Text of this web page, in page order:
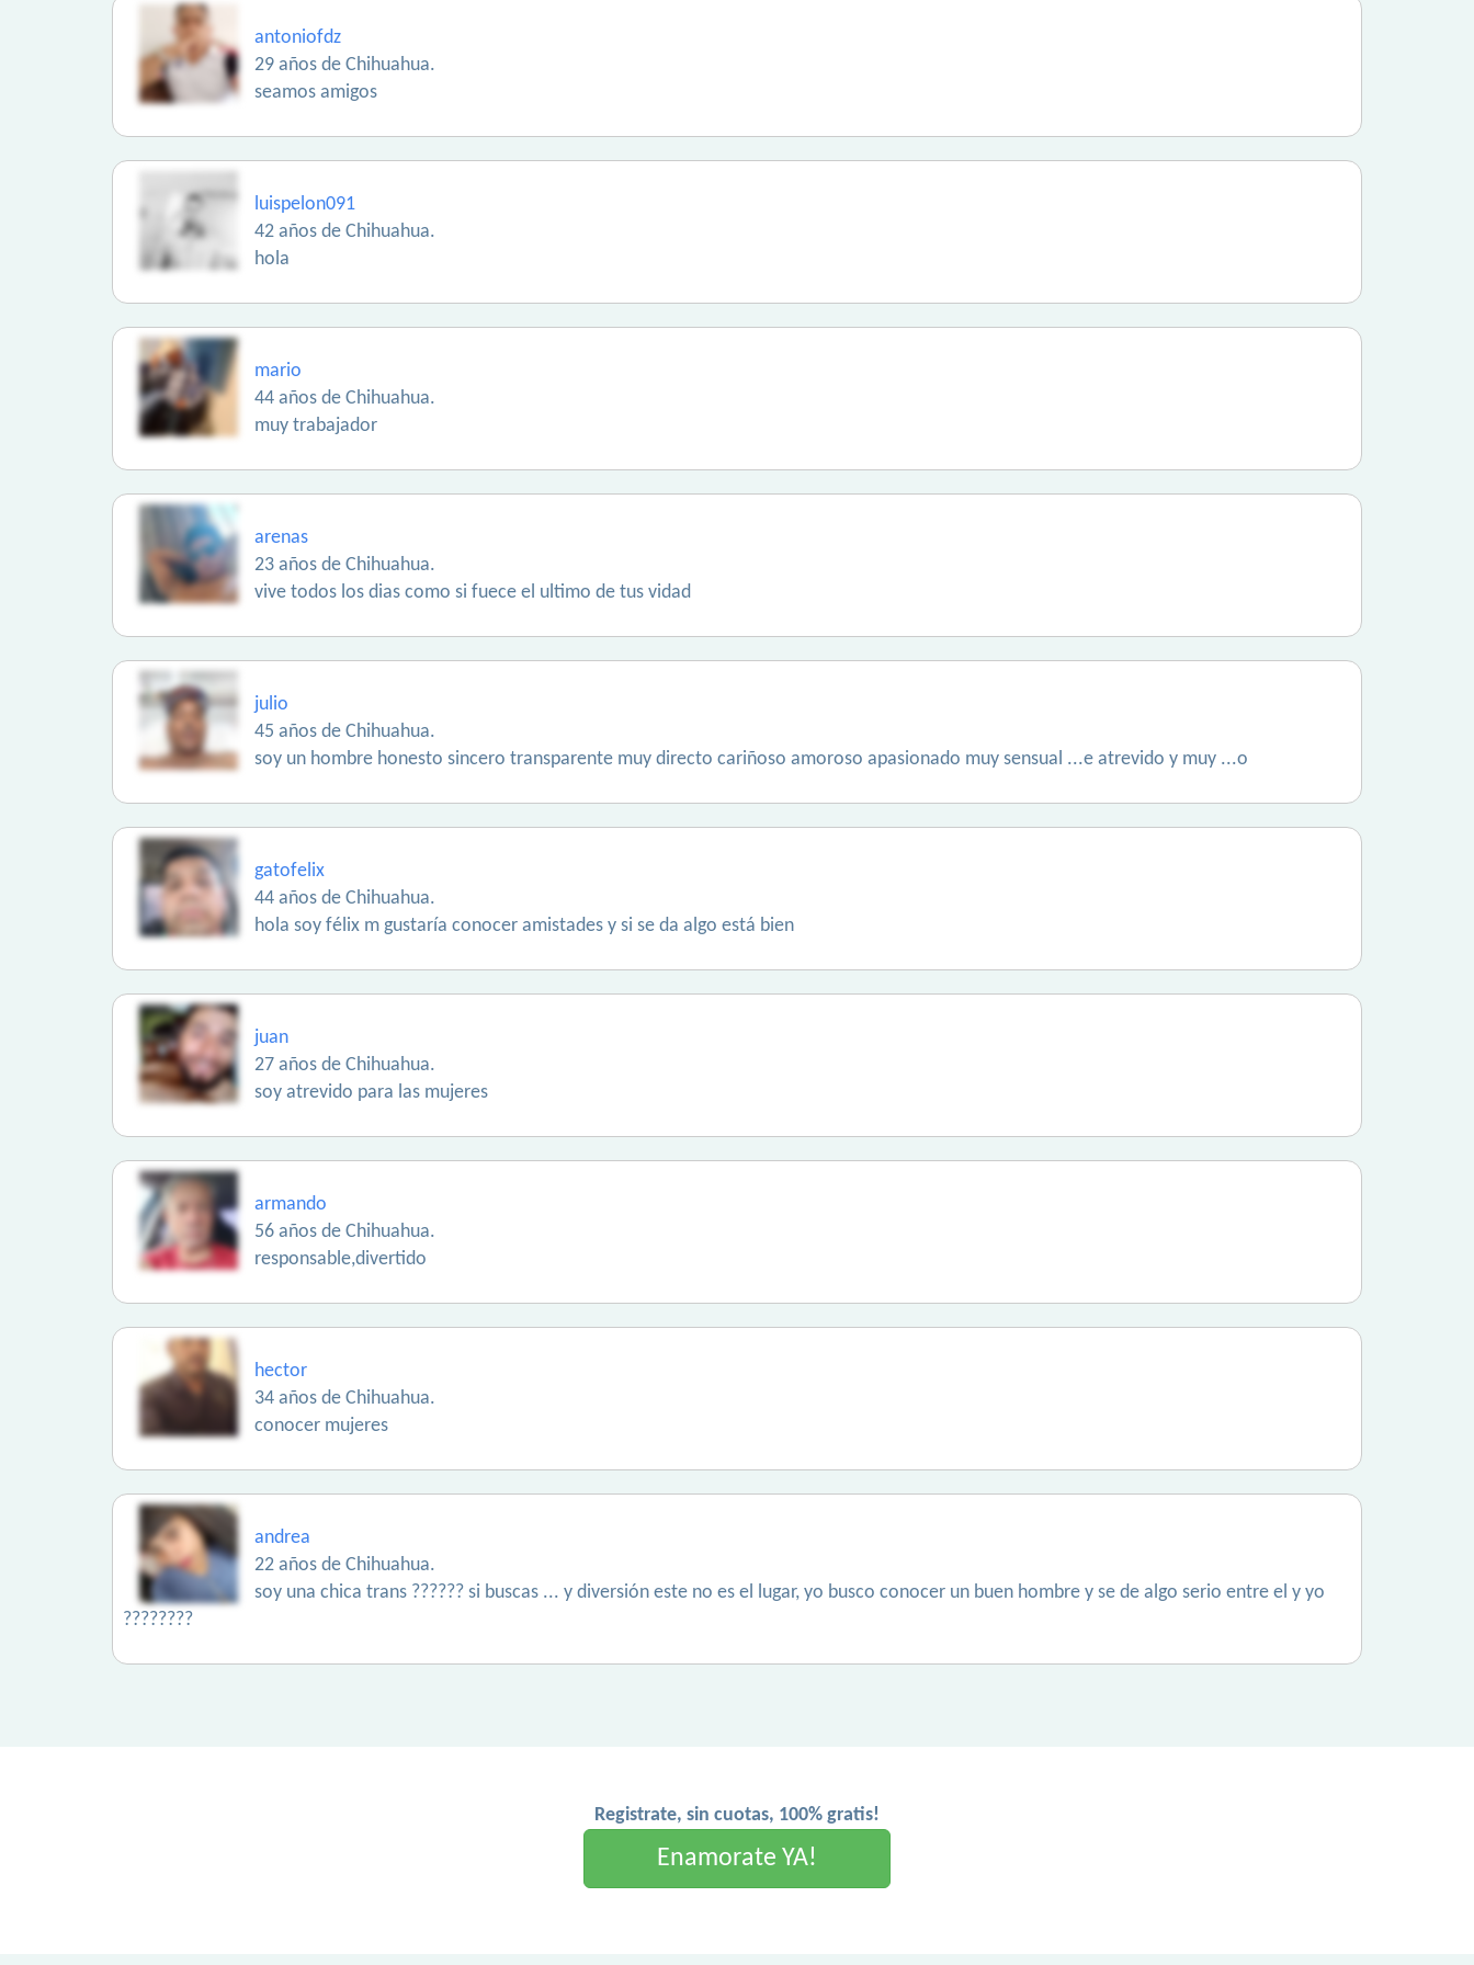
antoniofdz
29 años de Chihuahua.
seamos amigos
luispelon091
42 años de Chihuahua.
hola
mario
44 años de Chihuahua.
muy trabajador
arenas
23 años de Chihuahua.
vive todos los dias como si fuece el ultimo de tus vidad
julio
45 años de Chihuahua.
soy un hombre honesto sincero transparente muy directo cariñoso amoroso apasionado muy sensual ...e atrevido y muy ...o
gatofelix
44 años de Chihuahua.
hola soy félix m gustaría conocer amistades y si se da algo está bien
juan
27 años de Chihuahua.
soy atrevido para las mujeres
armando
56 años de Chihuahua.
responsable,divertido
hector
34 años de Chihuahua.
conocer mujeres
andrea
22 años de Chihuahua.
soy una chica trans ?????? si buscas ... y diversión este no es el lugar, yo busco conocer un buen hombre y se de algo serio entre el y yo
????????
Registrate, sin cuotas, 100% gratis!
Enamorate YA!